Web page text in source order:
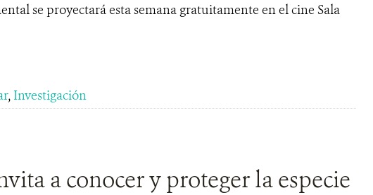
se proyectará esta semana gratuitamente en el cine Sala
, Investigación
a conocer y proteger la especie